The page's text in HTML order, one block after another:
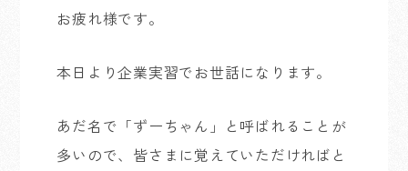
お疲れ様です。
本日より企業実習でお世話になります。
あだ名で「ずーちゃん」と呼ばれることが
多いので、皆さまに覚えていただければと